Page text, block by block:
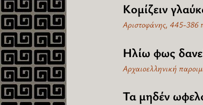
Κομίζειν
Αριστοφάνης, 445-386
Ηλίω φως
Αρχαιοελληνική
Τα μηδέν